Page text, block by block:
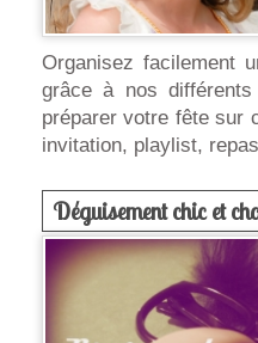
Organisez facilement
grâce à nos
préparer votre fête sur
invitation, playlist,
Déguisement chic et